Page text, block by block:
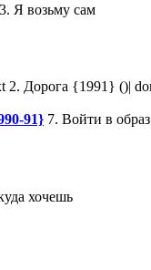
Я возьму сам
Дорога {1991} ()|
91} 7. Войти в
хочешь